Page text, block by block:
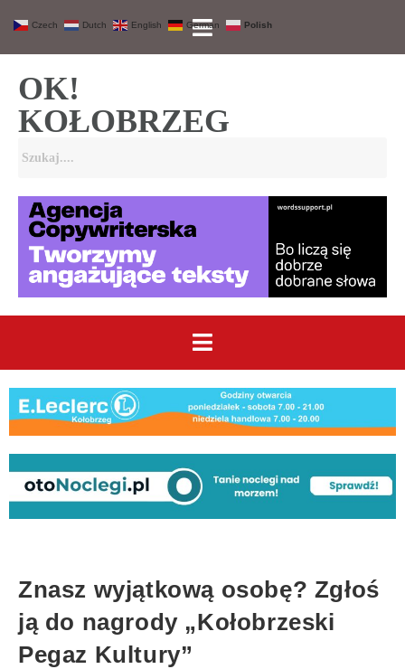
OK!
KOŁOBRZEG
Znasz wyjątkową osobę? Zgłoś
ją do nagrody „Kołobrzeski
Pegaz Kultury”
Czech Dutch English German Polish